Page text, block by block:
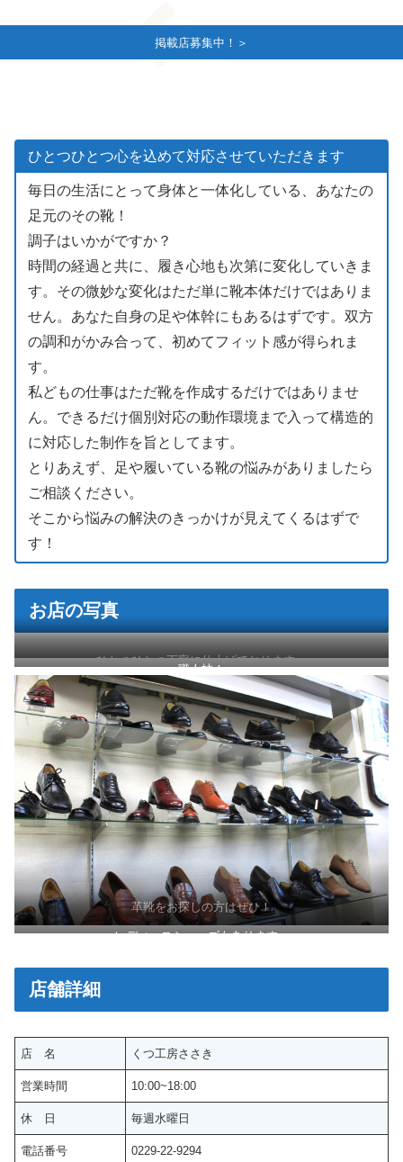
掲載店募集中！＞
ひとつひとつ心を込めて対応させていただきます
毎日の生活にとって身体と一体化している、あなたの
足元のその靴！
調子はいかがですか？
時間の経過と共に、履き心地も次第に変化していきま
す。その微妙な変化はただ単に靴本体だけではありま
せん。あなた自身の足や体幹にもあるはずです。双方
の調和がかみ合って、初めてフィット感が得られま
す。
私どもの仕事はただ靴を作成するだけではありませ
ん。できるだけ個別対応の動作環境まで入って構造的
に対応した制作を旨としてます。
とりあえず、足や履いている靴の悩みがありましたら
ご相談ください。
そこから悩みの解決のきっかけが見えてくるはずで
す！
お店の写真
ひとつひとつ丁寧に仕上げております。
職人技！
革靴をお探しの方はぜひ！
レディースシューズもあります。
店舗詳細
店 名 くつ工房ささき
営業時間 10:00~18:00
休 日 毎週水曜日
電話番号 0229-22-9294